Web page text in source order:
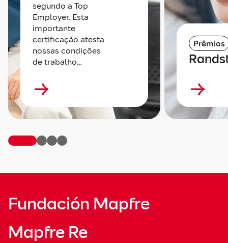
segundo a Top
Employer. Esta
importante
certificação atesta
nossas condições
de trabalho…
Prêmios
Fundación Mapfre
Mapfre Re